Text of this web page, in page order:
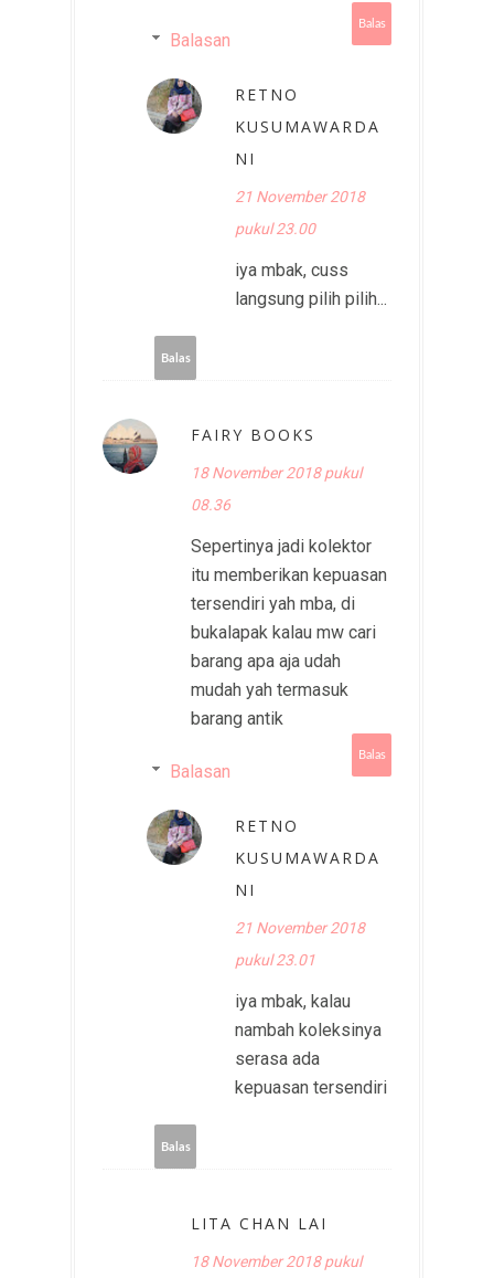
Balas
Balasan
RETNO
KUSUMAWARDA
NI
21 November 2018
pukul 23.00
iya mbak, cuss
langsung pilih pilih...
Balas
FAIRY BOOKS
18 November 2018 pukul
08.36
Sepertinya jadi kolektor
itu memberikan kepuasan
tersendiri yah mba, di
bukalapak kalau mw cari
barang apa aja udah
mudah yah termasuk
barang antik
Balas
Balasan
RETNO
KUSUMAWARDA
NI
21 November 2018
pukul 23.01
iya mbak, kalau
nambah koleksinya
serasa ada
kepuasan tersendiri
Balas
LITA CHAN LAI
18 November 2018 pukul